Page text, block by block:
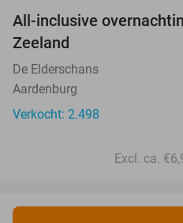
All-inclusive
Zeeland
De Elderschans
Aardenburg
Verkocht: 2.498
Excl. ca.